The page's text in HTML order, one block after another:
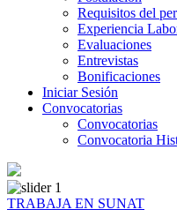
Requisitos del
Experiencia
Evaluaciones
Entrevistas
Bonificaciones
Iniciar Sesión
Convocatorias
Convocatorias
Convocatoria
TRABAJA EN SUNAT